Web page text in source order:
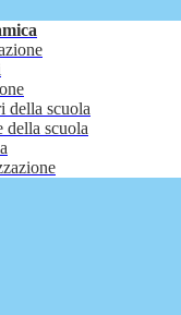
della scuola
della scuola